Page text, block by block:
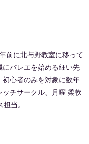
前に北与野教室に移って
にバレエを始める細い先
初心者のみを対象に数年
チサークル、月曜 柔軟
当。